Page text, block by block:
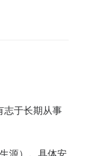
志于长期从事
源）。具体安